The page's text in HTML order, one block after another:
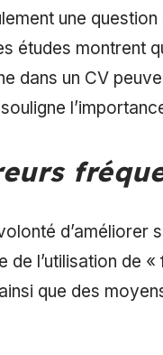
une question
études montrent
dans un CV
d’améliorer
de l’utilisation de
que des